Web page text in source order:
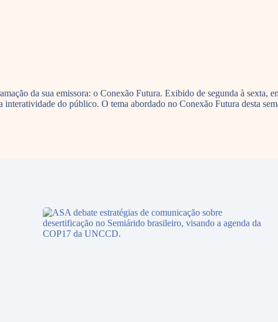
da sua emissora: o Conexão Futura. Exibido de segunda à sexta,
do público. O tema abordado no Conexão Futura desta